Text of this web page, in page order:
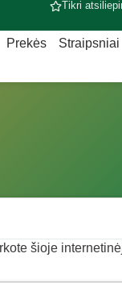
Tikri
Prekės Straipsniai
šioje